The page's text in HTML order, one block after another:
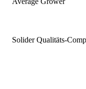
Solider Qualitäts-